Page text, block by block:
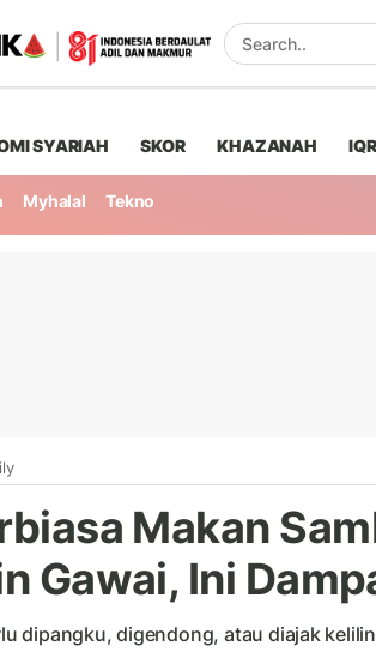
SYARIAH SKOR KHAZANAH
Myhalal Tekno
Makan
Gawai, Ini
dipangku, digendong, atau diajak